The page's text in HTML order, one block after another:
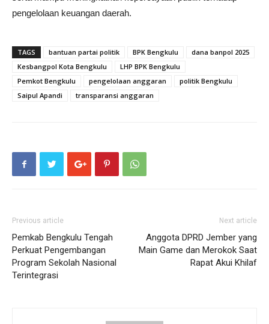
pengelolaan keuangan daerah.
TAGS bantuan partai politik BPK Bengkulu
dana banpol 2025
Kesbangpol Kota Bengkulu
LHP BPK Bengkulu
Pemkot Bengkulu
pengelolaan anggaran
politik Bengkulu
Saipul Apandi
transparansi anggaran
Previous article
Pemkab Bengkulu Tengah
Perkuat Pengembangan
Program Sekolah Nasional
Terintegrasi
Next article
Anggota DPRD Jember yang
Main Game dan Merokok Saat
Rapat Akui Khilaf